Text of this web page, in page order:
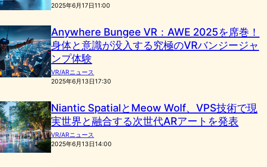
2025年6月17日11:00
Anywhere Bungee VR：AWE 2025を席巻！
身体と意識が没入する究極のVRバンジージャ
ンプ体験
VR/ARニュース
2025年6月13日17:30
Niantic SpatialとMeow Wolf、VPS技術で現
実世界と融合する次世代ARアートを発表
VR/ARニュース
2025年6月13日14:00